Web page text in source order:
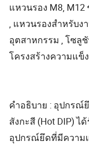
แหวนรอง M8,
, แหวนรองสำหรับ
อุตสาหกรรม , โซลู
โครงสร้างความแข็
คำอธิบาย : อุปกรณ์
สังกะสี (Hot DIP) ไ
อุปกรณ์ยึดที่มีความ